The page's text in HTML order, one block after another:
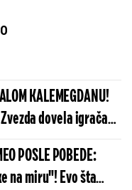
KALEMEGDANU!
dovela igrača
POSLE POBEDE:
na miru"! Evo šta